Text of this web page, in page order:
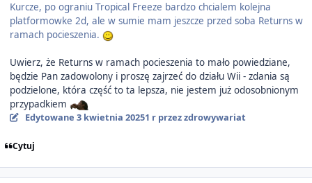
Kurcze, po ograniu Tropical Freeze bardzo chcialem kolejna
platformowke 2d, ale w sumie mam jeszcze przed soba Returns w
ramach pocieszenia.
Uwierz, że Returns w ramach pocieszenia to mało powiedziane,
będzie Pan zadowolony i proszę zajrzeć do działu Wii - zdania są
podzielone, która część to ta lepsza, nie jestem już odosobnionym
przypadkiem
Edytowane 3 kwietnia 20251 r przez zdrowywariat
Cytuj